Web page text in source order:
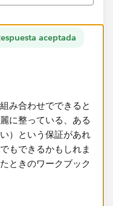
aceptada
み合わせでできると
に整っている、ある
）という保証があれ
もできるかもしれま
ときのワークブック